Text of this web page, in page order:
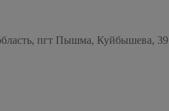
пгт Пышма, Куйбышева, 39